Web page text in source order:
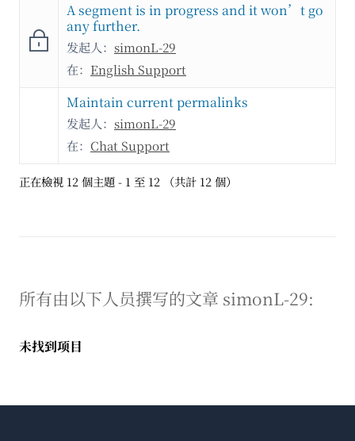
A segment is in progress and it won’t go
any further.
发起人： simonL-29
在： English Support
Maintain current permalinks
发起人： simonL-29
在： Chat Support
正在檢視 12 個主題 - 1 至 12 （共計 12 個）
所有由以下人员撰写的文章 simonL-29:
未找到项目